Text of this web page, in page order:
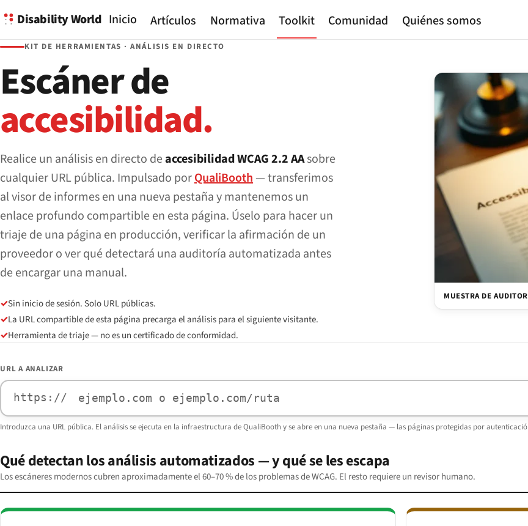
Disability World Inicio Artículos Normativa Toolkit Comunidad Quiénes somos
KIT DE HERRAMIENTAS · ANÁLISIS EN DIRECTO
Escáner de
accesibilidad.
Realice un análisis en directo deaccesibilidad WCAG 2.2 AAsobre
cualquier URL pública. Impulsado porQualiBooth— transferimos
al visor de informes en una nueva pestaña y mantenemos un
enlace profundo compartible en esta página. Úselo para hacer un
triaje de una página en producción, verificar la afirmación de un
proveedor o ver qué detectará una auditoría automatizada antes
de encargar una manual.
✓Sin inicio de sesión. Solo URL públicas.
✓La URL compartible de esta página precarga el análisis para el siguiente visitante.
✓Herramienta de triaje — no es un certificado de conformidad.
MUESTRA DE
URL A ANALIZAR
https://
Introduzca una URL pública. El análisis se ejecuta en la infraestructura de QualiBooth y se abre en una nueva pestaña — las páginas protegidas por
Qué detectan los análisis automatizados — y qué se les escapa
Los escáneres modernos cubren aproximadamente el 60–70 % de los problemas de WCAG. El resto requiere un revisor humano.